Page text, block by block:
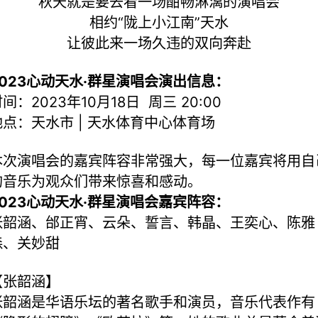
相约“陇上小江南”天水
让彼此来一场久违的双向奔赴
心动天水·群星演唱会演出信息：
间：2023年10月18日 周三 20:00
：天水市 | 天水体育中心体育场
演唱会的嘉宾阵容非常强大，每一位嘉宾将用
乐为观众们带来惊喜和感动。
心动天水·群星演唱会嘉宾阵容：
涵、邰正宵、云朵、誓言、韩晶、王奕心、陈雅
关妙甜
韶涵】
涵是华语乐坛的著名歌手和演员，音乐代表作有